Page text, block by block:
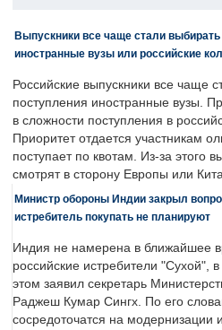
Выпускники все чаще стали
иностранные вузы или российские
Российские выпускники все чаще
поступления иностранные вузы.
в сложности поступления в
Приоритет отдается участникам
поступает по квотам. Из-за этого
смотрят в сторону Европы или
Министр обороны Индии закрыл
истребитель покупать не планируют
Индия не намерена в ближайшее
российские истребители "Сухой",
этом заявил секретарь
Раджеш Кумар Сингх. По его
сосредоточатся на модернизации